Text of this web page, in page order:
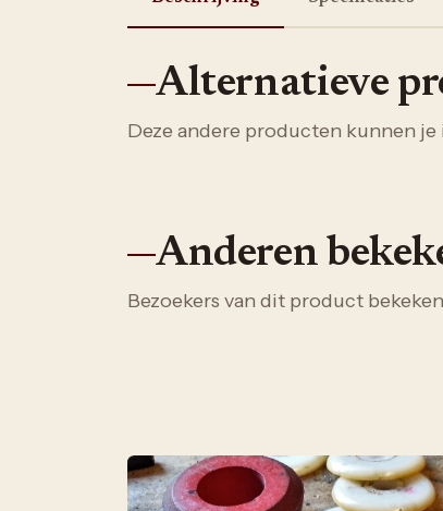
Alternatieve
Deze andere producten kunnen je
Anderen
Bezoekers van dit product